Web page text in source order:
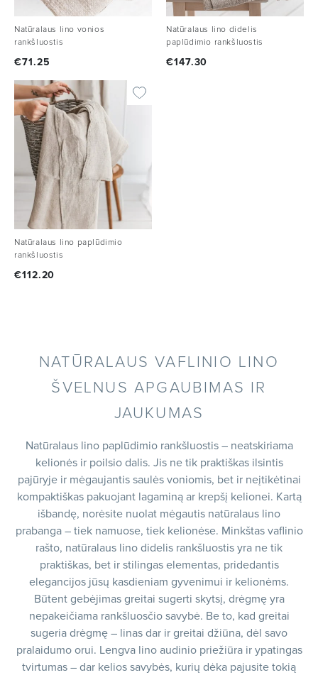
Natūralaus lino vonios
rankšluostis
€71.25
Natūralaus lino didelis
paplūdimio rankšluostis
€147.30
Natūralaus lino paplūdimio
rankšluostis
€112.20
NATŪRALAUS VAFLINIO LINO
ŠVELNUS APGAUBIMAS IR
JAUKUMAS
Natūralaus lino paplūdimio rankšluostis – neatskiriama
kelionės ir poilsio dalis. Jis ne tik praktiškas ilsintis
pajūryje ir mėgaujantis saulės voniomis, bet ir neįtikėtinai
kompaktiškas pakuojant lagaminą ar krepšį kelionei. Kartą
išbandę, norėsite nuolat mėgautis natūralaus lino
prabanga – tiek namuose, tiek kelionėse. Minkštas vaflinio
rašto, natūralaus lino didelis rankšluostis yra ne tik
praktiškas, bet ir stilingas elementas, pridedantis
elegancijos jūsų kasdieniam gyvenimui ir kelionėms.
Būtent gebėjimas greitai sugerti skytsį, drėgmę yra
nepakeičiama rankšluosčio savybė. Be to, kad greitai
sugeria drėgmę – linas dar ir greitai džiūna, dėl savo
pralaidumo orui. Lengva lino audinio priežiūra ir ypatingas
tvirtumas – dar kelios savybės, kurių dėka pajusite tokią